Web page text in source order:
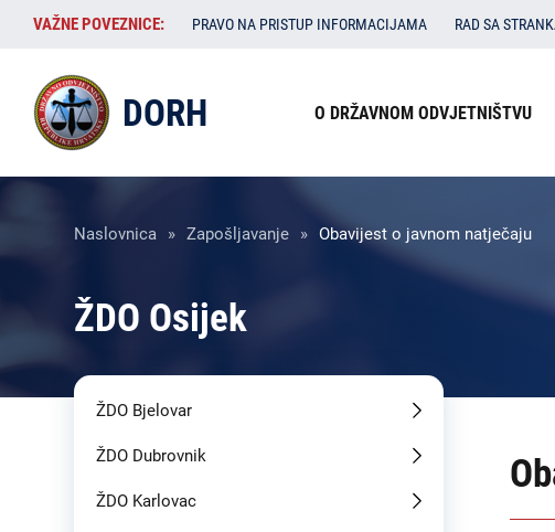
Skoči
sadržaj
VAŽNE
POVEZNICE:
VAŽNE POVEZNICE: PRAVO NA PRISTUP INFORMACIJAMA RAD SA
DORH
Izbornik
zaglavlju
O DRŽAVNOM ODVJETNIŠTVU
Breadcrumb
Naslovnica Zapošljavanje Obavijest o javnom natječaju
ŽDO Osijek
ŽDO Bjelovar
ŽDO Dubrovnik
ŽDO Karlovac